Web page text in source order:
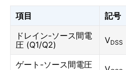
項目 記号
ドレイン-ソース間電
圧 (Q1/Q2)
VDSS
ゲート-ソース間電圧